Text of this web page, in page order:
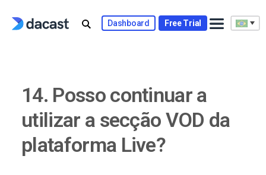
Dashboard Free Trial
14. Posso continuar a
utilizar a secção VOD da
plataforma Live?